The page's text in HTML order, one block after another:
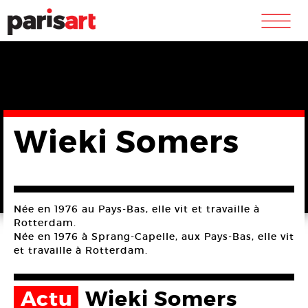
m
Wieki Somers
Née en 1976 au Pays-Bas, elle vit et travaille à
Rotterdam.
Née en 1976 à Sprang-Capelle, aux Pays-Bas, elle vit
et travaille à Rotterdam.
Actu Wieki Somers